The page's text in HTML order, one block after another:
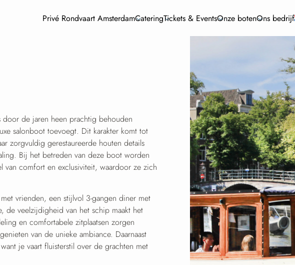
Privé Rondvaart AmsterdamCateringTickets & EventsOnze botenOns bedrijf
door de jaren heen prachtig behouden
salonboot toevoegt. Dit karakter komt tot
zorgvuldig gerestaureerde houten details
Bij het betreden van deze boot worden
comfort en exclusiviteit, waardoor ze zich
vrienden, een stijlvol 3-gangen diner met
de veelzijdigheid van het schip maakt het
en comfortabele zitplaatsen zorgen
van de unieke ambiance. Daarnaast
je vaart fluisterstil over de grachten met